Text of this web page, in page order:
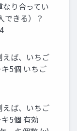
り合ってい
できる）？
えば、いちご
5個 いちご
えば、いちご
5個 有効